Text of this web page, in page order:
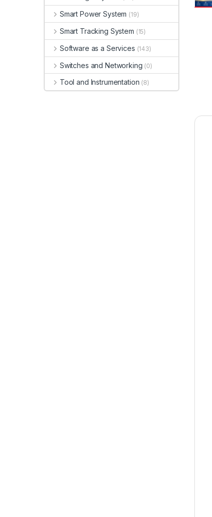
Smart Power System (19)
Smart Tracking System (15)
Software as a Services (143)
Switches and Networking (0)
Tool and Instrumentation (8)